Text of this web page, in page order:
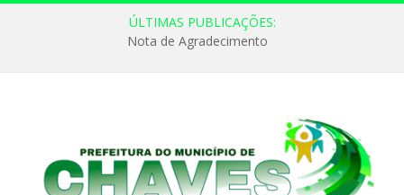
ÚLTIMAS PUBLICAÇÕES:
Nota de Agradecimento